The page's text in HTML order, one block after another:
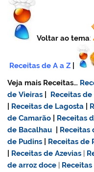
Voltar ao tema:
Receitas de A a Z
Veja mais Receitas…
de Vieiras
Receitas de
Receitas de Lagosta
de Camarão
Receitas
de Bacalhau
Receitas
de Pudins
Receitas de
Receitas de Azevias |
dearroz doce |